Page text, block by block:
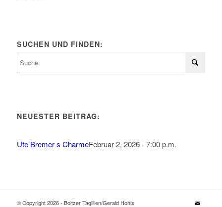
SUCHEN UND FINDEN:
NEUESTER BEITRAG:
Ute Bremer-s CharmeFebruar 2, 2026 - 7:00 p.m.
© Copyright 2026 - Boitzer Taglilien/Gerald Hohls